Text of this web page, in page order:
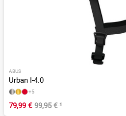
ABUS
Urban I-4.0
+5
79,99 € 99,95 €¹